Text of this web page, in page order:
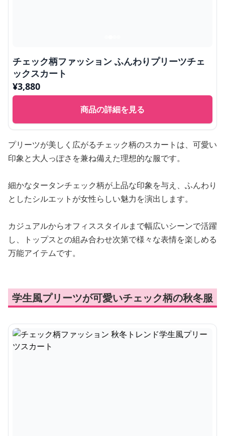
チェック柄ファッション ふんわりプリーツチェ
ックスカート
¥3,880
商品の詳細を見る
プリーツが美しく広がるチェック柄のスカートは、可愛い
印象と大人っぽさを兼ね備えた理想的な服です。
細かなタータンチェック柄が上品な印象を与え、ふんわり
としたシルエットが女性らしい魅力を演出します。
カジュアルからオフィススタイルまで幅広いシーンで活躍
し、トップスとの組み合わせ次第で様々な表情を楽しめる
万能アイテムです。
学生風プリーツが可愛いチェック柄の秋冬服